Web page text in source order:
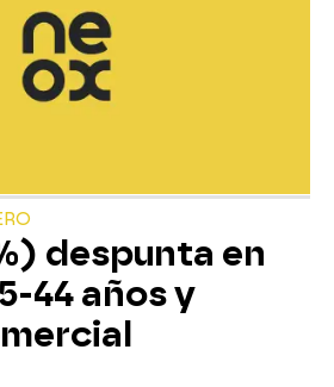
despunta en
44 años y